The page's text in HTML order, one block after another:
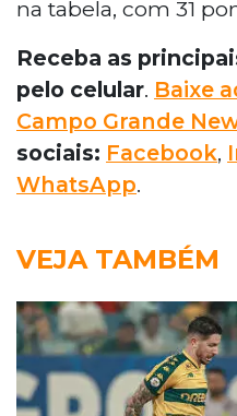
na tabela, com 31
Receba as
pelo celular. Baixe
Campo Grande
sociais: Facebook,
WhatsApp.
VEJA TAMBÉM